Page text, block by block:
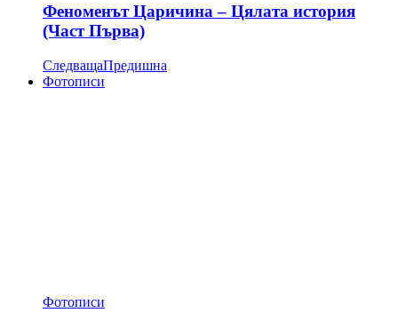
Феноменът Царичина – Цялата история
(Част Първа)
СледващаПредишна
Фотописи
Фотописи